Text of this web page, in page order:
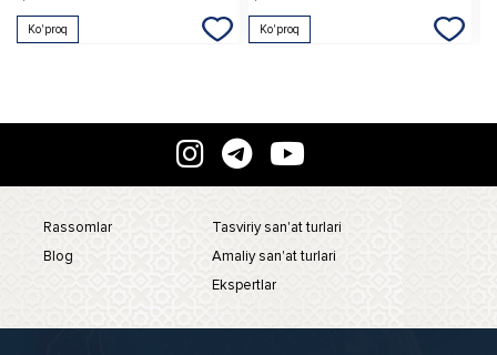
Ko'proq Ko'proq
Rassomlar
Blog
Tasviriy san'at turlari
Amaliy san'at turlari
Ekspertlar